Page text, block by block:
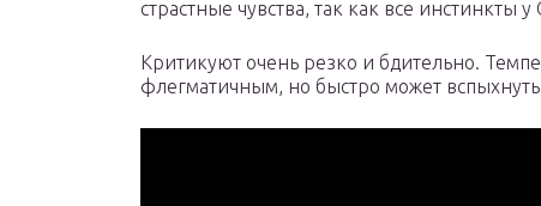
страстные чувства, так как все инстинкты
Критикуют очень резко и бдительно.
флегматичным, но быстро может